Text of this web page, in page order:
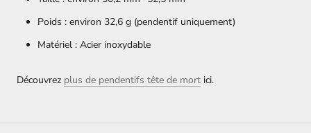
Poids : environ 32,6 g (pendentif uniquement)
Matériel : Acier inoxydable
Découvrez plus de pendentifs tête de mort ici.